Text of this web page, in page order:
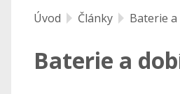
Úvod Články Baterie
Baterie a